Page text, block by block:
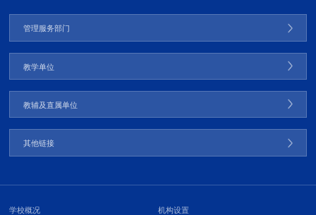
管理服务部门
教学单位
教辅及直属单位
其他链接
学校概况 机构设置